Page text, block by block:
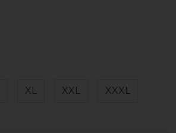
XL XXL XXXL